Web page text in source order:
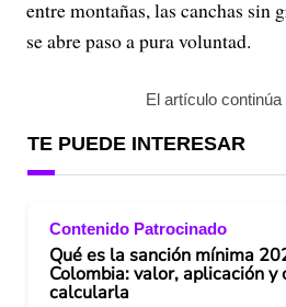
entre montañas, las canchas sin
se abre paso a pura voluntad.
El artículo continúa
TE PUEDE INTERESAR
Contenido Patrocinado
Qué es la sanción mínima
Colombia: valor, aplicación y
calcularla